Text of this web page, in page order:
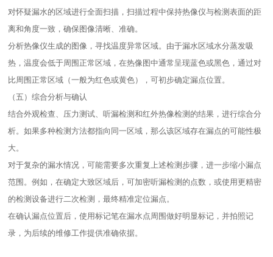
对怀疑漏水的区域进行全面扫描，扫描过程中保持热像仪与检测表面的距
离和角度一致，确保图像清晰、准确。​
分析热像仪生成的图像，寻找温度异常区域。由于漏水区域水分蒸发吸
热，温度会低于周围正常区域，在热像图中通常呈现蓝色或黑色，通过对
比周围正常区域（一般为红色或黄色），可初步确定漏点位置。​
（五）综合分析与确认​
结合外观检查、压力测试、听漏检测和红外热像检测的结果，进行综合分
析。如果多种检测方法都指向同一区域，那么该区域存在漏点的可能性极
大。​
对于复杂的漏水情况，可能需要多次重复上述检测步骤，进一步缩小漏点
范围。例如，在确定大致区域后，可加密听漏检测的点数，或使用更精密
的检测设备进行二次检测，最终精准定位漏点。​
在确认漏点位置后，使用标记笔在漏水点周围做好明显标记，并拍照记
录，为后续的维修工作提供准确依据。​